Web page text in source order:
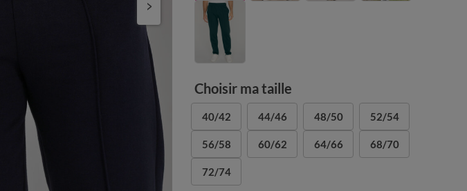
Choisir ma taille
40/42 44/46 48/50 52/54
56/58 60/62 64/66 68/70
72/74